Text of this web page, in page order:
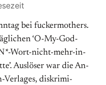
bei fuckermothers.
‘O-My-God-
Wort-nicht-mehr-in-
Aus­löser war die An­
Verlages, dis­krimi­